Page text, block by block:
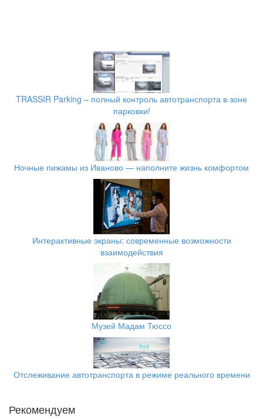
TRASSIR Parking – полный контроль автотранспорта в зоне
парковки!
Ночные пижамы из Иваново — наполните жизнь комфортом
Интерактивные экраны: современные возможности
взаимодействия
Музей Мадам Тюссо
Отслеживание автотранспорта в режиме реального времени
Рекомендуем